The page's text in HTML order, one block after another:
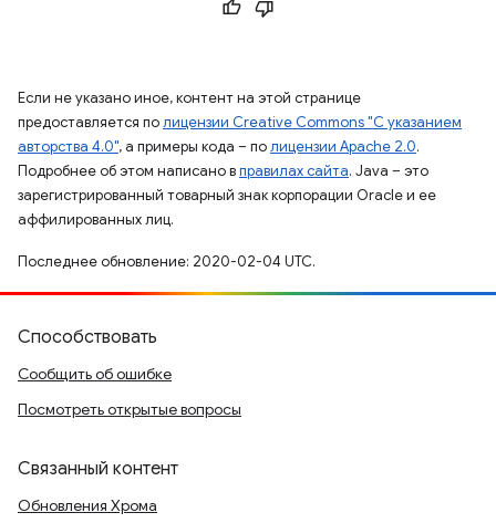
Если не указано иное, контент на этой странице
предоставляется полицензии Creative Commons "С указанием
авторства 4.0", а примеры кода – полицензии Apache 2.0.
Подробнее об этом написано вправилах сайта. Java – это
зарегистрированный товарный знак корпорации Oracle и ее
аффилированных лиц.
Последнее обновление: 2020-02-04 UTC.
Способствовать
Сообщить об ошибке
Посмотреть открытые вопросы
Связанный контент
Обновления Хрома